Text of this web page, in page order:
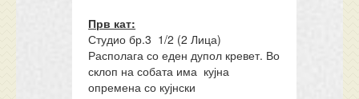
Прв кат:
Студио бр.3 1/2 (2 Лица)
Располага со еден дупол кревет. Во
склоп на собата има кујна
опремена со кујнски